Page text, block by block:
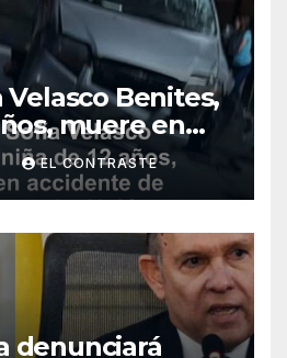
Velasco Benites,
muere en
tránsito en La
EL CONTRASTE
denunciará